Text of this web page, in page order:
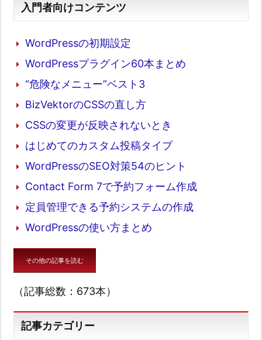
入門者向けコンテンツ
WordPressの初期設定
WordPressプラグイン60本まとめ
“危険なメニュー”ベスト3
BizVektorのCSSの直し方
CSSの変更が反映されないとき
はじめてのカスタム投稿タイプ
WordPressのSEO対策54のヒント
Contact Form 7で予約フォーム作成
定員管理できる予約システムの作成
WordPressの使い方まとめ
その他の記事を読む
（記事総数：673本）
記事カテゴリー